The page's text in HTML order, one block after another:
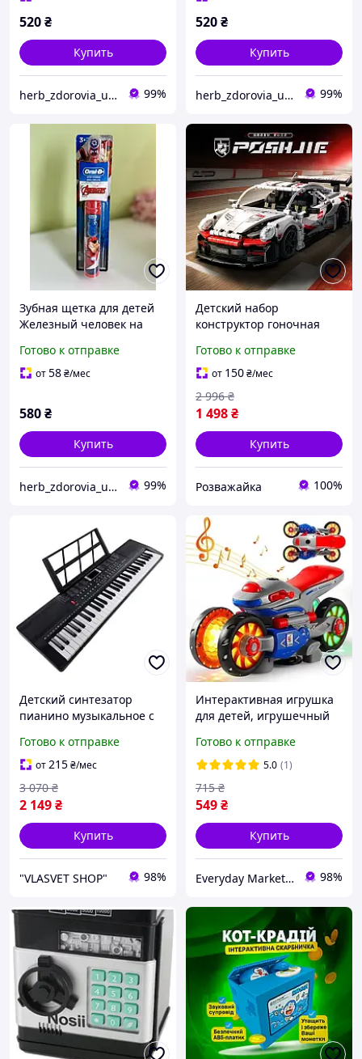
520₴
Купить
herb_zdorovia_ukraine 99%
520₴
Купить
herb_zdorovia_ukraine 99%
Зубная щетка для детей
Железный человек на
Готово к отправке
от58₴/мес
580₴
Купить
herb_zdorovia_ukraine 99%
Детский набор
конструктор гоночная
пультом на батарейках
для детей от 6 лет
Готово к отправке
от 150₴/мес
1 498₴
2 996 ₴
Купить
Розважайка 100%
Детский синтезатор
пианино музыкальное с
61 клавиша Работает от
сети и на батарейках
Синтезаторы для детей
Готово к отправке
от215₴/мес
2 149₴
3 070 ₴
Купить
"VLASVET SHOP" 98%
Интерактивная игрушка
для детей, игрушечный
Готово к отправке
5.0 (1)
549₴
715 ₴
Купить
Everyday Market 0965612251 98%